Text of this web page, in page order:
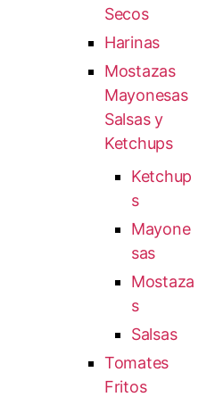
Secos
Harinas
Mostazas
Mayonesas
Salsas y
Ketchups
Ketchup
s
Mayone
sas
Mostaza
s
Salsas
Tomates
Fritos